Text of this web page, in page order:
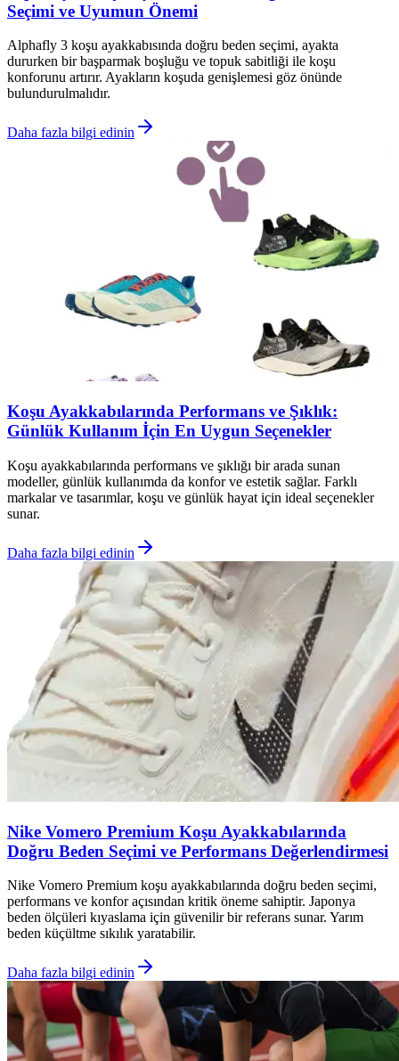
Seçimi ve Uyumun Önemi
Alphafly 3 koşu ayakkabısında doğru beden seçimi, ayakta
dururken bir başparmak boşluğu ve topuk sabitliği ile koşu
konforunu artırır. Ayakların koşuda genişlemesi göz önünde
bulundurulmalıdır.
Daha fazla bilgi edinin
Koşu Ayakkabılarında Performans ve Şıklık:
Günlük Kullanım İçin En Uygun Seçenekler
Koşu ayakkabılarında performans ve şıklığı bir arada sunan
modeller, günlük kullanımda da konfor ve estetik sağlar. Farklı
markalar ve tasarımlar, koşu ve günlük hayat için ideal seçenekler
sunar.
Daha fazla bilgi edinin
Nike Vomero Premium Koşu Ayakkabılarında
Doğru Beden Seçimi ve Performans Değerlendirmesi
Nike Vomero Premium koşu ayakkabılarında doğru beden seçimi,
performans ve konfor açısından kritik öneme sahiptir. Japonya
beden ölçüleri kıyaslama için güvenilir bir referans sunar. Yarım
beden küçültme sıkılık yaratabilir.
Daha fazla bilgi edinin